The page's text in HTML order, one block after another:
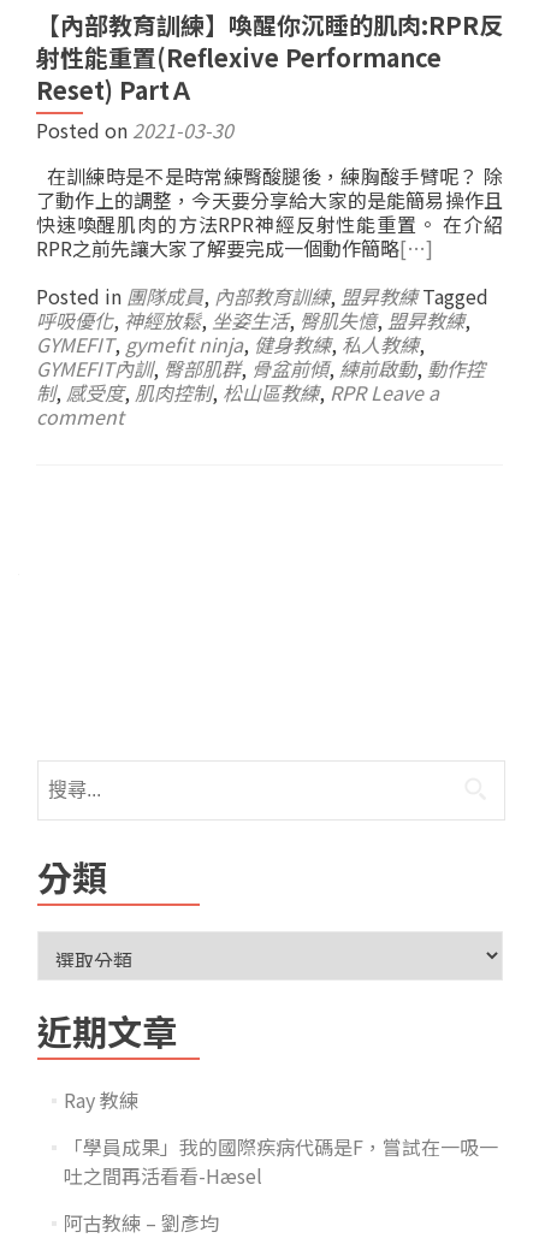
【內部教育訓練】喚醒你沉睡的肌肉:RPR反
射性能重置(Reflexive Performance
Reset) PartＡ
Posted on 2021-03-30
在訓練時是不是時常練臀酸腿後，練胸酸手臂呢？ 除
了動作上的調整，今天要分享給大家的是能簡易操作且
快速喚醒肌肉的方法RPR神經反射性能重置。 在介紹
RPR之前先讓大家了解要完成一個動作簡略[…]
Posted in 團隊成員, 內部教育訓練, 盟昇教練 Tagged
呼吸優化, 神經放鬆, 坐姿生活, 臀肌失憶, 盟昇教練,
GYMEFIT, gymefit ninja, 健身教練, 私人教練,
GYMEFIT內訓, 臀部肌群, 骨盆前傾, 練前啟動, 動作控
制, 感受度, 肌肉控制, 松山區教練, RPR Leave a
comment
分類
近期文章
Ray 教練
「學員成果」我的國際疾病代碼是F，嘗試在一吸一
吐之間再活看看-Hæsel
阿古教練 – 劉彥均